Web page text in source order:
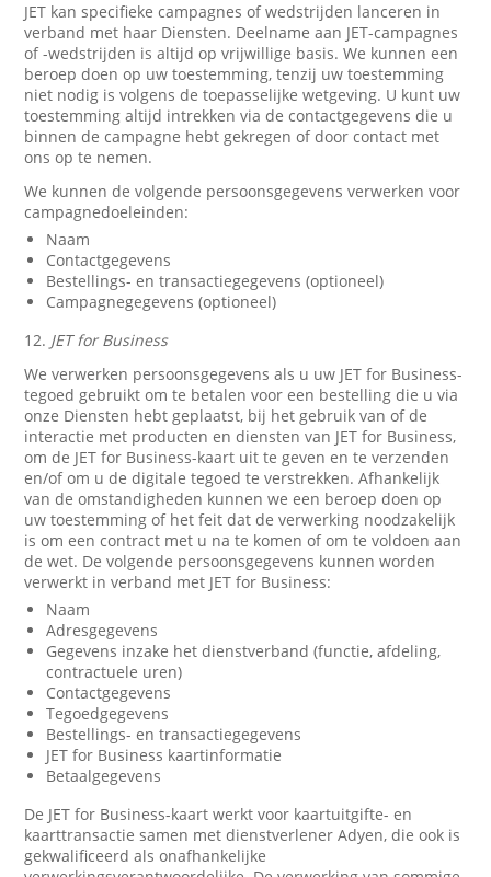
JET kan specifieke campagnes of wedstrijden lanceren in
verband met haar Diensten. Deelname aan JET-campagnes
of -wedstrijden is altijd op vrijwillige basis. We kunnen een
beroep doen op uw toestemming, tenzij uw toestemming
niet nodig is volgens de toepasselijke wetgeving. U kunt uw
toestemming altijd intrekken via de contactgegevens die u
binnen de campagne hebt gekregen of door contact met
ons op te nemen.
We kunnen de volgende persoonsgegevens verwerken voor
campagnedoeleinden:
Naam
Contactgegevens
Bestellings- en transactiegegevens (optioneel)
Campagnegegevens (optioneel)
12. JET for Business
We verwerken persoonsgegevens als u uw JET for Business-
tegoed gebruikt om te betalen voor een bestelling die u via
onze Diensten hebt geplaatst, bij het gebruik van of de
interactie met producten en diensten van JET for Business,
om de JET for Business-kaart uit te geven en te verzenden
en/of om u de digitale tegoed te verstrekken. Afhankelijk
van de omstandigheden kunnen we een beroep doen op
uw toestemming of het feit dat de verwerking noodzakelijk
is om een contract met u na te komen of om te voldoen aan
de wet. De volgende persoonsgegevens kunnen worden
verwerkt in verband met JET for Business:
Naam
Adresgegevens
Gegevens inzake het dienstverband (functie, afdeling,
contractuele uren)
Contactgegevens
Tegoedgegevens
Bestellings- en transactiegegevens
JET for Business kaartinformatie
Betaalgegevens
De JET for Business-kaart werkt voor kaartuitgifte- en
kaarttransactie samen met dienstverlener Adyen, die ook is
gekwalificeerd als onafhankelijke